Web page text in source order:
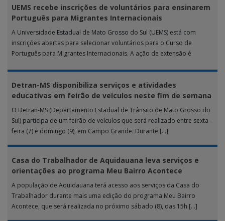
UEMS recebe inscrições de voluntários para ensinarem
Português para Migrantes Internacionais
A Universidade Estadual de Mato Grosso do Sul (UEMS) está com
inscrições abertas para selecionar voluntários para o Curso de
Português para Migrantes Internacionais. A ação de extensão é
Detran-MS disponibiliza serviços e atividades
educativas em feirão de veículos neste fim de semana
O Detran-MS (Departamento Estadual de Trânsito de Mato Grosso do
Sul) participa de um feirão de veículos que será realizado entre sexta-
feira (7) e domingo (9), em Campo Grande. Durante […]
Casa do Trabalhador de Aquidauana leva serviços e
orientações ao programa Meu Bairro Acontece
A população de Aquidauana terá acesso aos serviços da Casa do
Trabalhador durante mais uma edição do programa Meu Bairro
Acontece, que será realizada no próximo sábado (8), das 15h […]